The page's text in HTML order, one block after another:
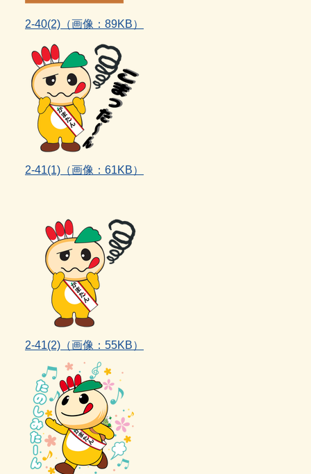
2‐40(2) （画像：89KB）
2‐41(1) （画像：61KB）
2‐41(2)（画像：55KB）